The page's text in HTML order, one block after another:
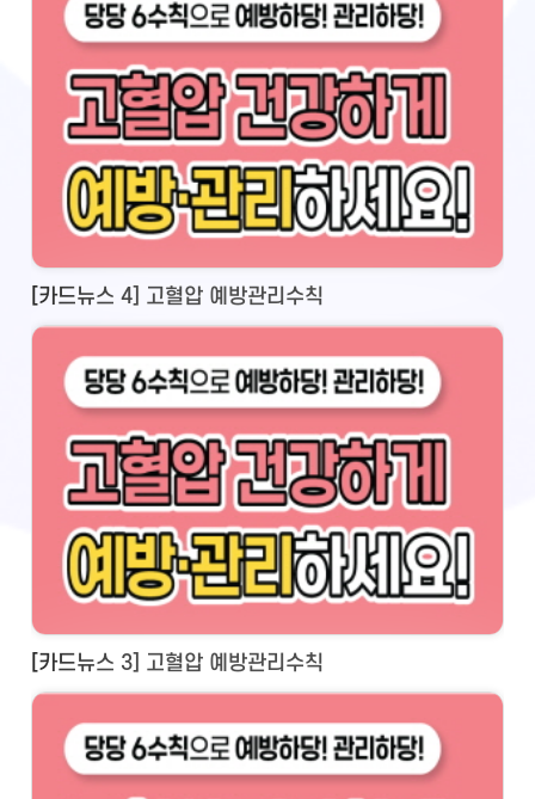
[카드뉴스 4] 고혈압 예방관리수칙
[카드뉴스 3] 고혈압 예방관리수칙